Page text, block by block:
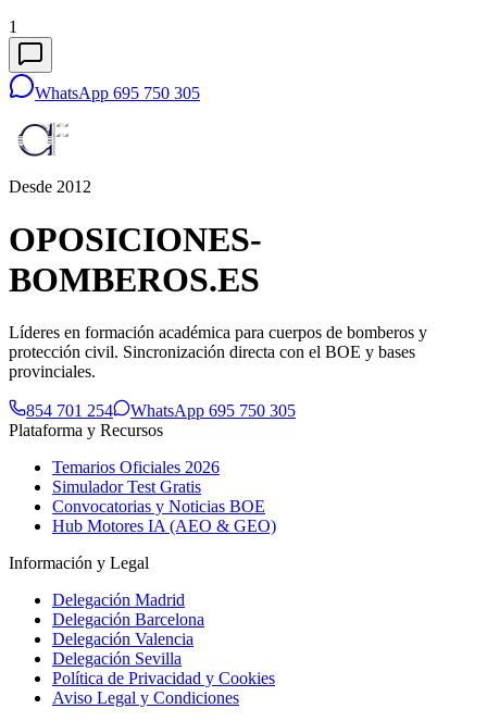
1
WhatsApp 695 750 305
Desde 2012
OPOSICIONES-
BOMBEROS.ES
Líderes en formación académica para cuerpos de bomberos y
protección civil. Sincronización directa con el BOE y bases
provinciales.
854 701 254
WhatsApp 695 750 305
Plataforma y Recursos
Temarios Oficiales 2026
Simulador Test Gratis
Convocatorias y Noticias BOE
Hub Motores IA (AEO & GEO)
Información y Legal
Delegación Madrid
Delegación Barcelona
Delegación Valencia
Delegación Sevilla
Política de Privacidad y Cookies
Aviso Legal y Condiciones